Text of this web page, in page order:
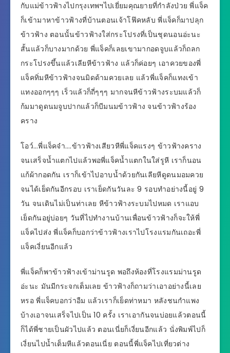
กับแม่ข้าวฟ้างไปกรุงเทพฯไปเยี่ยมคุณยายที่กำลังป่วย พี่แจ็ค
ก็เข้ามาหาข้าวฟ้างที่บ้านตอนเจ้าโฟ๊คหลับ พี่แจ็คก็มาปลุก
ข้าวฟ้าง ตอนนั้นข้าวฟ้างใส่กระโปรงที่เป็นชุดนอนอ่ะนะ
สั้นแล้วก็บางมากด้วย พี่แจ็คก็เลยเขามากอดจูบแล้วก็ถลก
กระโปรงขึ้นแล้วเลียหีข้าวฟ้าง แล้วก็ค่อยๆ เอาควยของพี่
แจ็คทิ่มหีข้าวฟ้างจนมิดด้ามควยเลย แล้วพี่แจ็คก็แทงเข้า
แทงออกๆๆๆ เร็วแล้วก็ถี่ๆๆๆ มากจนหีข้าวฟ้างระบมแล้วก็
ก้มมาดูดนมจูบปากแล้วก็บีมนมข้าวฟ้าง จนข้าวฟ้างร้อง
คราง
โอว์…พี่แจ็คจ๋า….ข้าวฟ้างเสียวหีพี่แจ็คแรงๆ ข้าวฟ้างคราง
จนเสร็จน้ำแตกไปแล้วพอพี่แจ็คน้ำแตกในใส่รูหี เราก็นอน
แก้ผ้ากอดกัน เราก็เข้าไปอาบน้ำด้วยกันเลียหีดูดนมอมควย
จนได้เย็ดกันอีกรอบ เราเย็ดกันวันละ 9 รอบทำอย่างนี้อยู่ 9
วัน จนเดินไม่เป็นท่าเลย หีข้าวฟ้างระบมไปหมด เราแอบ
เย็ดกันอยู่บ่อยๆ วันที่ไปทำงานบ้านเพื่อนข้าวฟ้างก็จะให้พี่
แจ็คไปส่ง พี่แจ็คก็บอกว่าข้าวฟ้างเราไปโรงแรมกันเถอะพี่
แจ็คเงี่ยนอีกแล้ว
พี่แจ็คก็พาข้าวฟ้างเข้าม่านรูด พอถึงห้องที่โรงแรมม่านรูด
อ่ะนะ มันมีกระจกเต็มเลย ข้าวฟ้างก็ถามว่าเอาอย่างนี้เลย
หรอ พี่แจ็คบอกว่าอืม แล้วเราก็เย็ดท่าหมา หลังชนกำแพง
บ้างเอาจนเสร็จไปเป็น 10 ครั้ง เราเอากันจนบ่อยแล้วตอนนี้
ก็ได้พี่ชายเป็นผัวไปแล้ว ตอนเนี่ยก็เงี่ยนอีกแล้ว นั่งพิมพ์ไปก็
เงี่ยนไปน้ำเต็มหีแล้วตอนเนี่ย ตอนนี้พี่แจ็คไปเที่ยวต่าง